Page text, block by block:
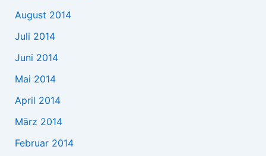
August 2014
Juli 2014
Juni 2014
Mai 2014
April 2014
März 2014
Februar 2014